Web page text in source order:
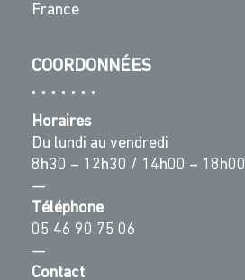
France
COORDONNÉES
Horaires
Du lundi au vendredi
8h30 – 12h30 / 14h00 – 18h00
—
Téléphone
05 46 90 75 06
—
Contact